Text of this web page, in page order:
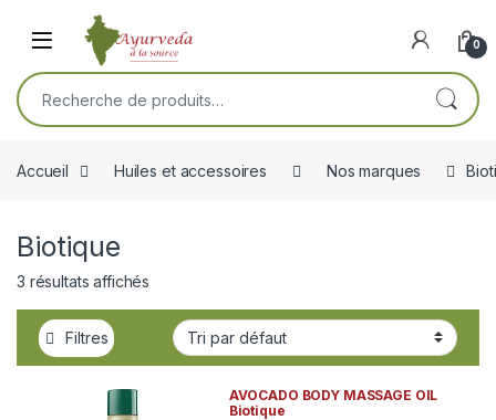
Skip to navigation
Skip to content
Open 0
Recherche pour :
Accueil Huiles et accessoires Nos marques
Biotique
3 résultats affichés
Filtres
AVOCADO BODY MASSAGE OIL
Biotique